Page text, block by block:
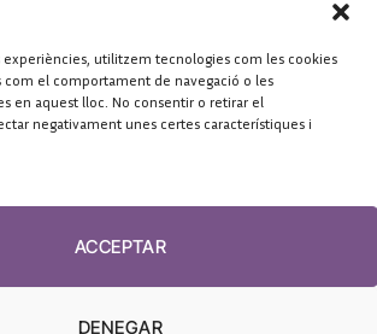
experiències, utilitzem tecnologies com les cookies
com el comportament de navegació o les
en aquest lloc. No consentir o retirar el
negativament unes certes característiques i
ACCEPTAR
DENEGAR